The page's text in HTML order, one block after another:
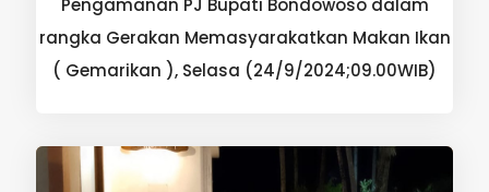
Pengamanan PJ Bupati Bondowoso dalam
rangka Gerakan Memasyarakatkan Makan Ikan
( Gemarikan ), Selasa (24/9/2024;09.00WIB)